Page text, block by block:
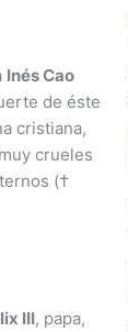
Inés Cao
de éste
cristiana,
crueles
(†
III, papa,